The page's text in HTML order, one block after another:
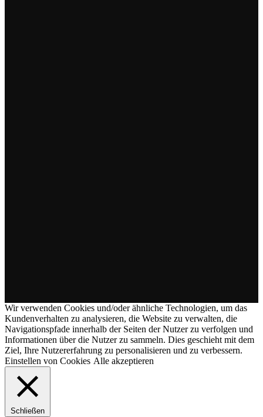
Wir verwenden Cookies und/oder ähnliche Technologien, um das
Kundenverhalten zu analysieren, die Website zu verwalten, die
Navigationspfade innerhalb der Seiten der Nutzer zu verfolgen und
Informationen über die Nutzer zu sammeln. Dies geschieht mit dem
Ziel, Ihre Nutzererfahrung zu personalisieren und zu verbessern.
Einstellen von Cookies Alle akzeptieren
Schließen